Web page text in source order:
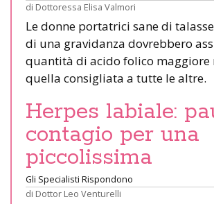
di Dottoressa Elisa Valmori
Le donne portatrici sane di
di una gravidanza dovrebbero
quantità di acido folico maggiore
quella consigliata a tutte le altre.
Herpes labiale:
contagio per una
piccolissima
Gli Specialisti Rispondono
di Dottor Leo Venturelli